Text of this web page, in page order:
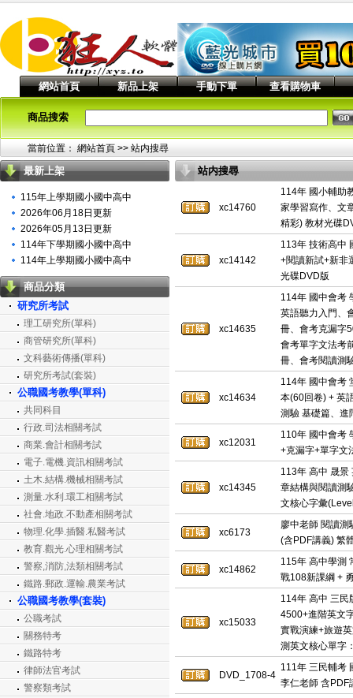
網站首頁 新品上架 手動下單 查看購物車
商品搜索
當前位置： 網站首頁 >> 站内搜尋
最新上架
115年上學期國小國中高中
2026年06月18日更新
2026年05月13日更新
114年下學期國小國中高中
114年上學期國小國中高中
商品分類
研究所考試
理工研究所(單科)
商管研究所(單科)
文科藝術傳播(單科)
研究所考試(套裝)
公職國考教學(單科)
共同科目
行政.司法相關考試
商業.會計相關考試
電子.電機.資訊相關考試
土木.結構.機械相關考試
測量.水利.環工相關考試
社會.地政.不動產相關考試
物理.化學.插醫.私醫考試
教育.觀光.心理相關考試
警察,消防,法類相關考試
鐵路.郵政.運輸.農業考試
公職國考教學(套裝)
公職考試
關務特考
鐵路特考
律師法官考試
警察類考試
站内搜尋
xc14760
114年 國小輔助
家學習寫作、文
精彩) 教材光碟
xc14142
113年 技術高中
+閱讀新試+新非
光碟DVD版
xc14635
114年 國中會考
英語聽力入門、
冊、會考克漏字
會考單字文法考
冊、會考閱讀測
xc14634
114年 國中會考
本(60回卷) + 英
測驗 基礎篇、進
xc12031
110年 國中會考
+克漏字+單字文
xc14345
113年 高中 晟景
章結構與閱讀測
文核心字彙
xc6173
廖中老師 閱讀測
(含PDF講義) 繁
xc14862
115年 高中學測
戰108新課綱 +
xc15033
114年 高中 三民
4500+進階英文
實戰演練+旅遊
測英文核心單字
DVD_1708-4
111年 三民輔考
李仁老師 含PDF